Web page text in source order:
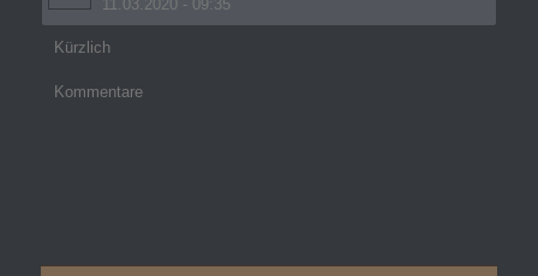
11.03.2020 - 09:35
Kürzlich
Kommentare